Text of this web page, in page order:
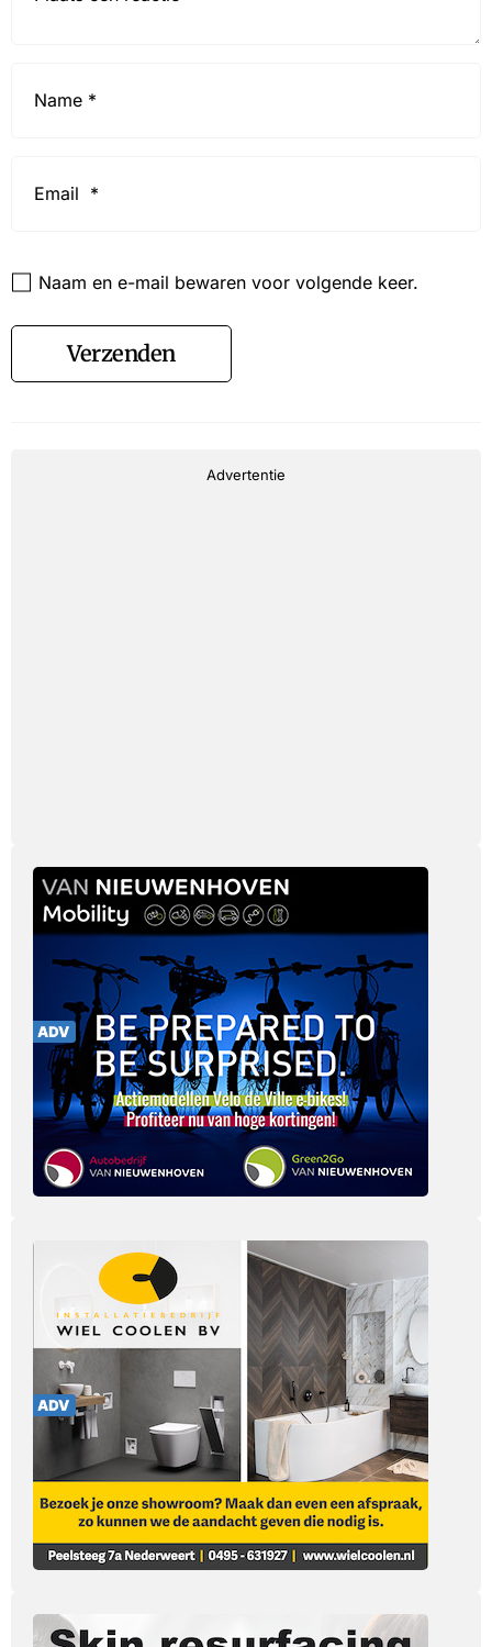
Naam en e-mail bewaren voor volgende keer.
Verzenden
Advertentie